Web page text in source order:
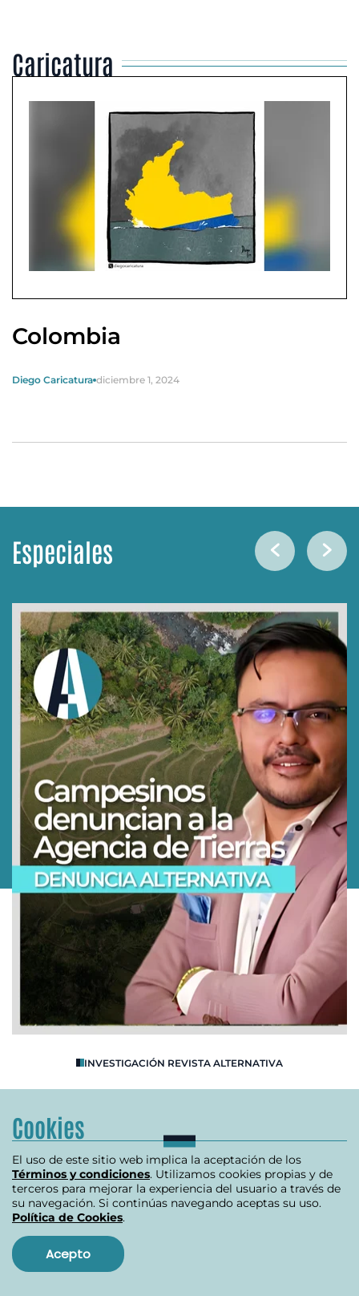
Caricatura
Colombia
Diego Caricatura diciembre 1, 2024
Especiales
INVESTIGACIÓN REVISTA ALTERNATIVA
julio 10, 2024
Item
of
3
Cookies
El uso de este sitio web implica la aceptación de los
Términos y condiciones. Utilizamos cookies propias y de
terceros para mejorar la experiencia del usuario a través de
su navegación. Si continúas navegando aceptas su uso.
Política de Cookies.
Acepto